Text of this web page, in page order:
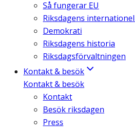
Så fungerar EU
Riksdagens
Demokrati
Riksdagens historia
Riksdagsförvaltningen
Kontakt & besök
Kontakt & besök
Kontakt
Besök riksdagen
Press